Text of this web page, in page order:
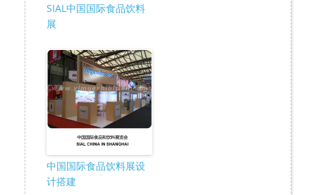
SIAL中国国际食品饮料
展
中国国际食品饮料展设
计搭建